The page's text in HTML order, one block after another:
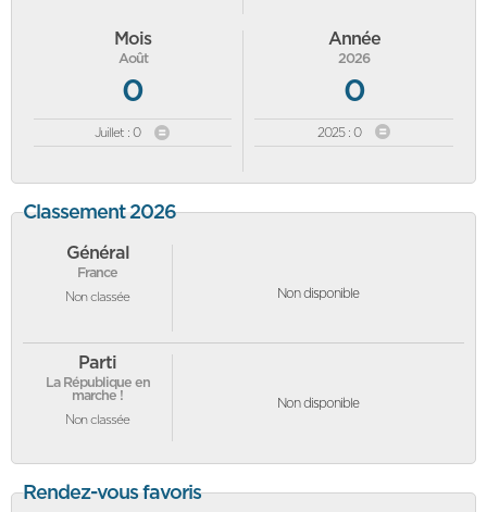
Mois
Août
0
Juillet : 0
Année
2026
0
2025 : 0
Classement 2026
Général
France
Non classée Non disponible
Parti
La République en
marche !
Non classée
Non disponible
Rendez-vous favoris